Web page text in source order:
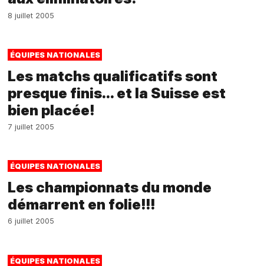
8 juillet 2005
ÉQUIPES NATIONALES
Les matchs qualificatifs sont
presque finis... et la Suisse est
bien placée!
7 juillet 2005
ÉQUIPES NATIONALES
Les championnats du monde
démarrent en folie!!!
6 juillet 2005
ÉQUIPES NATIONALES